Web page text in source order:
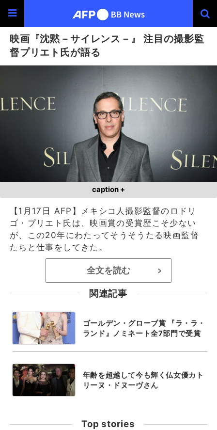
映画『沈黙－サイレンス－』 注目の撮影監
督プリエト氏が語る
caption +
【1月17日 AFP】メキシコ人撮影監督のロドリ
ゴ・プリエト氏は、映画賞の受賞歴こそ少ない
が、この20年にわたってそうそうたる映画監督
たちと仕事をしてきた。
全文を読む >
関連記事
ゴールデン・グローブ賞 『ラ・ラ・
ランド』ノミネート全7部門で受賞
年齢を超越して今も輝く仏女優カト
リーヌ・ドヌーヴさん
Top stories